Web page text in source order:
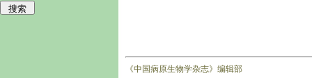
《中国病原生物学杂志》编辑部